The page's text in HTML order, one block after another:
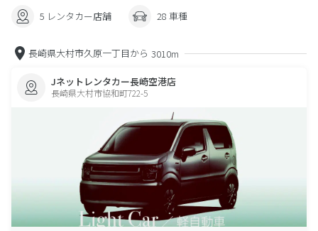
5 レンタカー店舗 28 車種
長崎県大村市久原一丁目から 3010m
Jネットレンタカー長崎空港店
長崎県大村市協和町722-5